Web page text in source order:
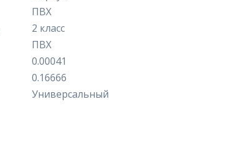
ПВХ
2 класс
ПВХ
0.00041
0.16666
Универсальный